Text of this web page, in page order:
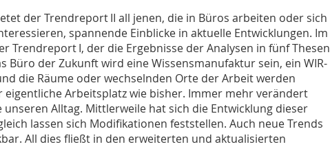
der Trendreport II all jenen, die in Büros arbeiten oder sich
spannende Ein­blicke in aktuelle Entwicklungen. Im
Trendreport I, der die Er­gebnisse der Analysen in fünf Thesen
Büro der Zukunft wird eine Wissensmanufaktur sein, ein WIR-
die Räume oder wechselnden Orte der Arbeit werden
eigentliche Arbeitsplatz wie bisher. Immer mehr verändert
unseren Alltag. Mittlerweile hat sich die Entwicklung dieser
lassen sich Modifikationen feststellen. Auch neue Trends
All dies fließt in den erweiterten und aktualisierten